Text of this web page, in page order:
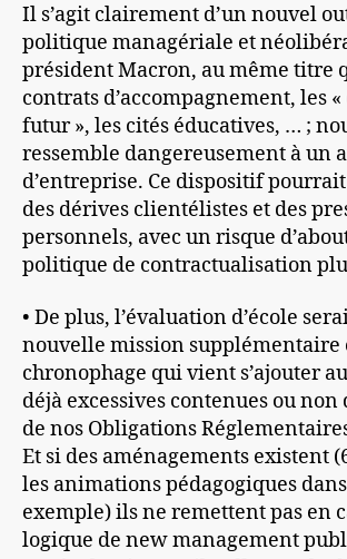
Il s’agit clairement d’un nouvel
politique managériale et
président Macron, au même titre
contrats d’accompagnement, les
futur », les cités éducatives, … ;
ressemble dangereusement à un
d’entreprise. Ce dispositif
des dérives clientélistes et des
personnels, avec un risque
politique de contractualisation
• De plus, l’évaluation d’école
nouvelle mission supplémentaire
chronophage qui vient s’ajouter
déjà excessives contenues ou non
de nos Obligations
Et si des aménagements existent
les animations pédagogiques
exemple) ils ne remettent pas en
logique de new management